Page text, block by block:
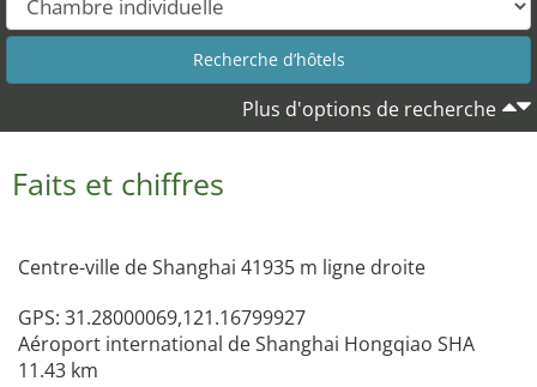
Plus d'options de recherche
Faits et chiffres
Centre-ville de Shanghai 41935 m ligne droite
GPS: 31.28000069,121.16799927
Aéroport international de Shanghai Hongqiao SHA
11.43 km